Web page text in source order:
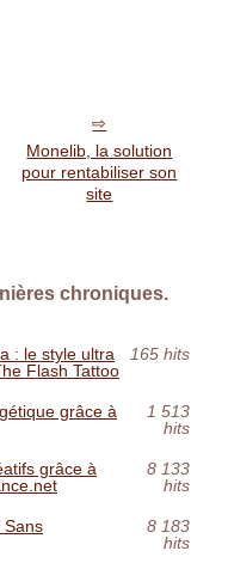
Monelib, la solution
pour rentabiliser son
site
chroniques.
: le style ultra
Flash Tattoo
165 hits
grâce à
1 513
hits
grâce à
8 133
hits
Sans
8 183
hits